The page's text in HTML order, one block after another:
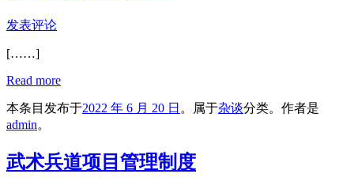
发表评论
[……]
Read more
本条目发布于2022 年 6 月 20 日 。属于杂谈分类。 作者是
admin。
武术兵道项目管理制度